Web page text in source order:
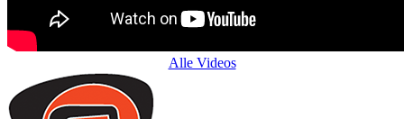
Alle Videos